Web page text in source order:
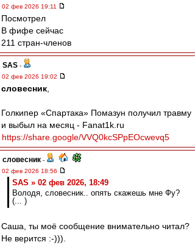
02 фев 2026 19:11
Посмотрел
В фифе сейчас
211 стран-членов
SAS -
02 фев 2026 19:02
словесник
Голкипер «Спартака» Помазун получил травму
и выбыл на месяц - Fanat1k.ru
https://share.google/VVQ0kcSPpEOcwevq5
словесник -
02 фев 2026 18:56
SAS » 02 фев 2026, 18:49
Володя, словесник.. опять скажешь мне Фу?
(... )
Саша, ты моё сообщение внимательно читал?
Не верится :-))).